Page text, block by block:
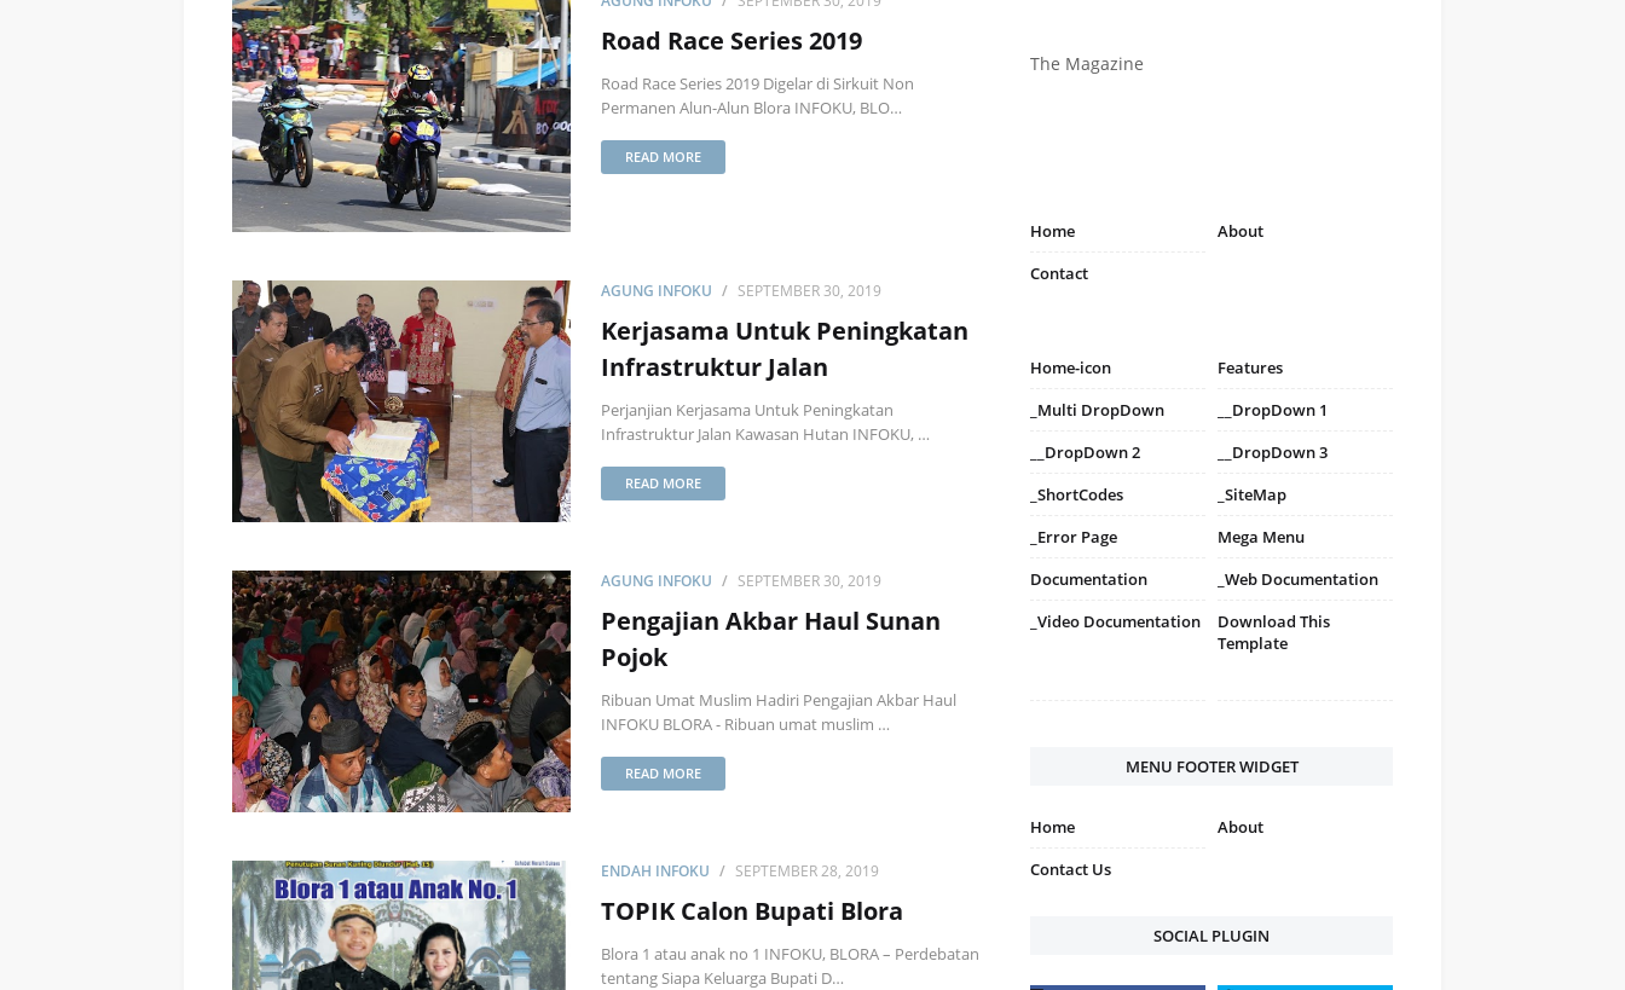
Road Race Series 2019
Road Race Series 2019 Digelar di Sirkuit Non
Permanen Alun-Alun Blora INFOKU, BLO…
READ MORE
AGUNG INFOKU SEPTEMBER 30, 2019
Kerjasama Untuk Peningkatan
Infrastruktur Jalan
Perjanjian Kerjasama Untuk Peningkatan
Infrastruktur Jalan Kawasan Hutan INFOKU, …
READ MORE
AGUNG INFOKU SEPTEMBER 30, 2019
Pengajian Akbar Haul Sunan
Pojok
Ribuan Umat Muslim Hadiri Pengajian Akbar Haul
INFOKU BLORA - Ribuan umat muslim …
READ MORE
ENDAH INFOKU SEPTEMBER 28, 2019
TOPIK Calon Bupati Blora
Blora 1 atau anak no 1 INFOKU, BLORA – Perdebatan
tentang Siapa Keluarga Bupati D…
The Magazine
Home
About
Contact
Home-icon
Features
_Multi DropDown
__DropDown 1
__DropDown 2
__DropDown 3
_ShortCodes
_SiteMap
_Error Page
Mega Menu
Documentation
_Web Documentation
_Video Documentation
Download This
Template
MENU FOOTER WIDGET
Home
About
Contact Us
SOCIAL PLUGIN